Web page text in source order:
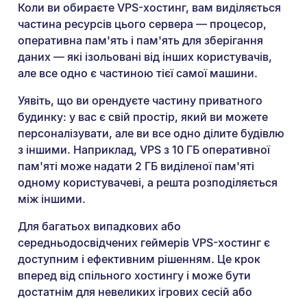
Коли ви обираєте VPS-хостинг, вам виділяється
частина ресурсів цього сервера — процесор,
оперативна пам'ять і пам'ять для зберігання
даних — які ізольовані від інших користувачів,
але все одно є частиною тієї самої машини.
Уявіть, що ви орендуєте частину приватного
будинку: у вас є свій простір, який ви можете
персоналізувати, але ви все одно ділите будівлю
з іншими. Наприклад, VPS з 10 ГБ оперативної
пам'яті може надати 2 ГБ виділеної пам'яті
одному користувачеві, а решта розподіляється
між іншими.
Для багатьох випадкових або
середньодосвідчених геймерів VPS-хостинг є
доступним і ефективним рішенням. Це крок
вперед від спільного хостингу і може бути
достатнім для невеликих ігрових сесій або